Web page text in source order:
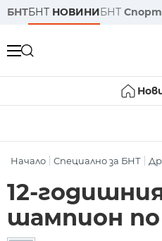
БНТБНТ НОВИНИБНТ Спорт
Начало Специално за БНТ
12-
шампион по